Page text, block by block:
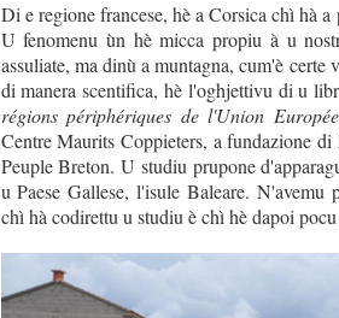
Di e regione francese, hè a Corsica chì hà
U fenomenu ùn hè micca propiu à u
assuliate, ma dinù a muntagna, cum'è
di manera scentifica, hè l'oghjettivu di u
régions périphériques de l'Union
Centre Maurits Coppieters, a fundazione
Peuple Breton. U studiu prupone
u Paese Gallese, l'isule Baleare.
chì hà codirettu u studiu è chì hè dapoi